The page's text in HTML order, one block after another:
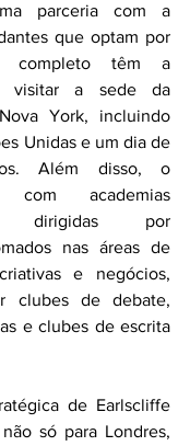
parceria com a
que optam por
completo têm a
visitar a sede da
York, incluindo
Unidas e um dia de
Além disso, o
academias
dirigidas por
nas áreas de
e negócios,
clubes de debate,
e clubes de escrita
de Earlscliffe
só para Londres,